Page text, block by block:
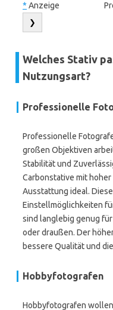
* Anzeige
❯
Welches Stativ
Nutzungsart?
Professionelle
Professionelle
großen Objektiven
Stabilität und
Carbonstative mit
Ausstattung ideal.
Einstellmöglichkeiten
sind langlebig genug
oder draußen. Der
bessere Qualität und
Hobbyfotografen
Hobbyfotografen